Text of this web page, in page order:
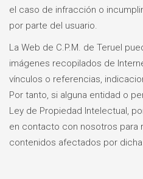
el caso de infracción o
por parte del usuario.
La Web de C.P.M. de Teruel
imágenes recopilados de
vínculos o referencias,
Por tanto, si alguna entidad o
Ley de Propiedad Intelectual,
en contacto con nosotros para
contenidos afectados por dicha